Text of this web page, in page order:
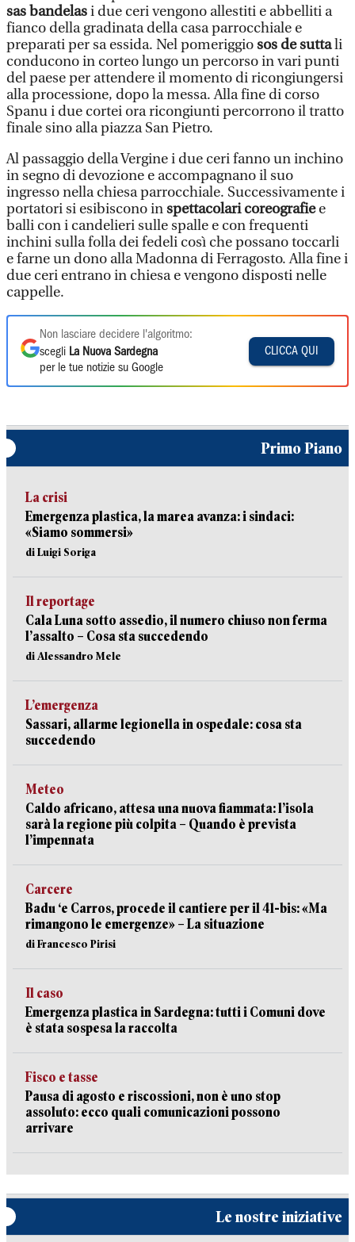
sas bandelasi due ceri vengono allestiti e abbelliti a
fianco della gradinata della casa parrocchiale e
preparati per sa essida. Nel pomeriggiosos de suttali
conducono in corteo lungo un percorso in vari punti
del paese per attendere il momento di ricongiungersi
alla processione, dopo la messa. Alla fine di corso
Spanu i due cortei ora ricongiunti percorrono il tratto
finale sino alla piazza San Pietro.
Al passaggio della Vergine i due ceri fanno un inchino
in segno di devozione e accompagnano il suo
ingresso nella chiesa parrocchiale. Successivamente i
portatori si esibiscono inspettacolari coreografiee
balli con i candelieri sulle spalle e con frequenti
inchini sulla folla dei fedeli così che possano toccarli
e farne un dono alla Madonna di Ferragosto. Alla fine i
due ceri entrano in chiesa e vengono disposti nelle
cappelle.
Non lasciare decidere l'algoritmo:
scegli La Nuova Sardegna
per le tue notizie su Google
CLICCA QUI
Primo Piano
La crisi
Emergenza plastica, la marea avanza: i sindaci:
«Siamo sommersi»
di Luigi Soriga
Il reportage
Cala Luna sotto assedio, il numero chiuso non ferma
l’assalto – Cosa sta succedendo
di Alessandro Mele
L’emergenza
Sassari, allarme legionella in ospedale: cosa sta
succedendo
Meteo
Caldo africano, attesa una nuova fiammata: l’isola
sarà la regione più colpita – Quando è prevista
l’impennata
Carcere
Badu ‘e Carros, procede il cantiere per il 41-bis: «Ma
rimangono le emergenze» – La situazione
di Francesco Pirisi
Il caso
Emergenza plastica in Sardegna: tutti i Comuni dove
è stata sospesa la raccolta
Fisco e tasse
Pausa di agosto e riscossioni, non è uno stop
assoluto: ecco quali comunicazioni possono
arrivare
Le nostre iniziative